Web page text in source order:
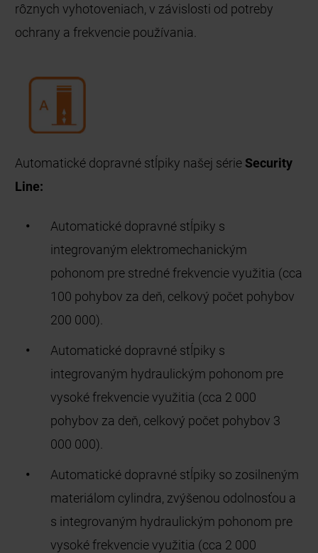
rôznych vyhotoveniach, v závislosti od potreby
ochrany a frekvencie používania.
Automatické dopravné stĺpiky našej série Security
Line:
Automatické dopravné stĺpiky s
integrovaným elektromechanickým
pohonom pre stredné frekvencie využitia (cca
100 pohybov za deň, celkový počet pohybov
200 000).
Automatické dopravné stĺpiky s
integrovaným hydraulickým pohonom pre
vysoké frekvencie využitia (cca 2 000
pohybov za deň, celkový počet pohybov 3
000 000).
Automatické dopravné stĺpiky so zosilneným
materiálom cylindra, zvýšenou odolnosťou a
s integrovaným hydraulickým pohonom pre
vysoké frekvencie využitia (cca 2 000